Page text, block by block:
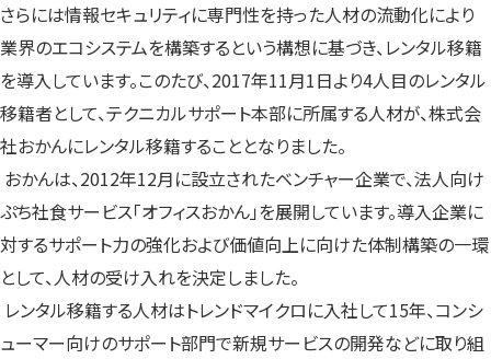
さらには情報セキュリティに専門性を持った人材の流動化により
業界のエコシステムを構築するという構想に基づき、レンタル移籍
を導入しています。このたび、2017年11月1日より4人目のレンタル
移籍者として、テクニカルサポート本部に所属する人材が、株式会
社おかんにレンタル移籍することとなりました。
おかんは、2012年12月に設立されたベンチャー企業で、法人向け
ぷち社食サービス「オフィスおかん」を展開しています。導入企業に
対するサポート力の強化および価値向上に向けた体制構築の一環
として、人材の受け入れを決定しました。
レンタル移籍する人材はトレンドマイクロに入社して15年、コンシ
ューマー向けのサポート部門で新規サービスの開発などに取り組